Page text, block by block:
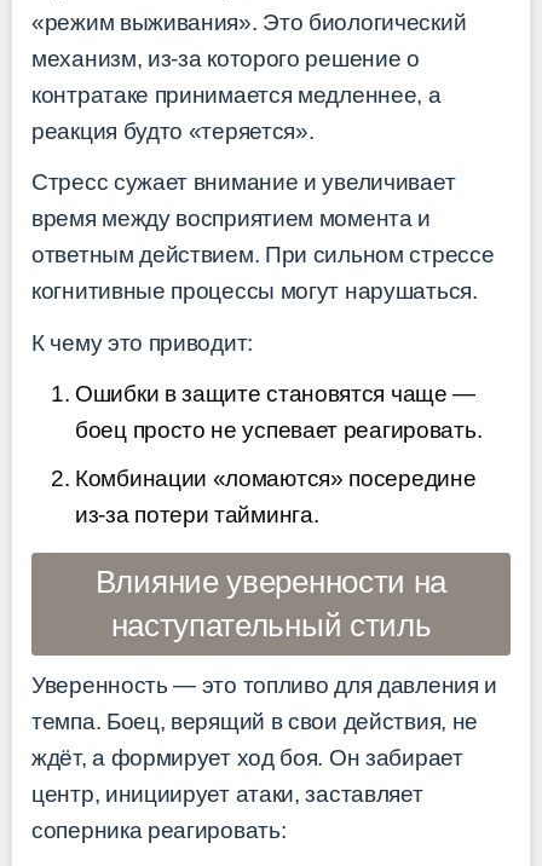
«режим выживания». Это биологический
механизм, из-за которого решение о
контратаке принимается медленнее, а
реакция будто «теряется».
Стресс сужает внимание и увеличивает
время между восприятием момента и
ответным действием. При сильном стрессе
когнитивные процессы могут нарушаться.
К чему это приводит:
Ошибки в защите становятся чаще —
боец просто не успевает реагировать.
Комбинации «ломаются» посередине
из-за потери тайминга.
Влияние уверенности на
наступательный стиль
Уверенность — это топливо для давления и
темпа. Боец, верящий в свои действия, не
ждёт, а формирует ход боя. Он забирает
центр, инициирует атаки, заставляет
соперника реагировать: